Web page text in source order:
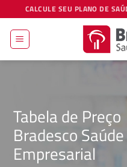
to
content
CALCULE SEU PLANO DE
Tabela de Preço
Bradesco
Empresarial